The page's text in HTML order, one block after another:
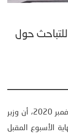
حول
أكدت صحيفة ”Le Parisien”، اليوم الأحد 1 نوفمبر 2020، أن وزير
الأسبوع المقبل